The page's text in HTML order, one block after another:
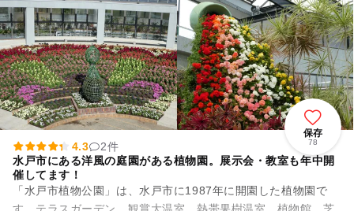
保存
78
4.3
2件
水戸市にある洋風の庭園がある植物園。展示会・教室も年中開
催してます！
「水戸市植物公園」は、水戸市に1987年に開園した植物園で